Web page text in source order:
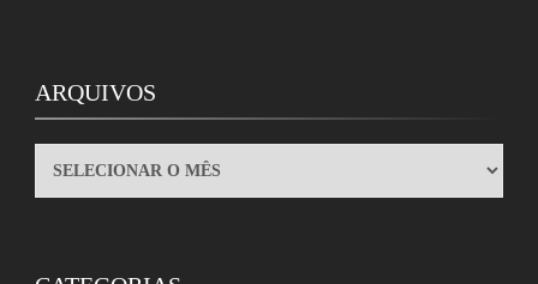
ARQUIVOS
ARQUIVOS